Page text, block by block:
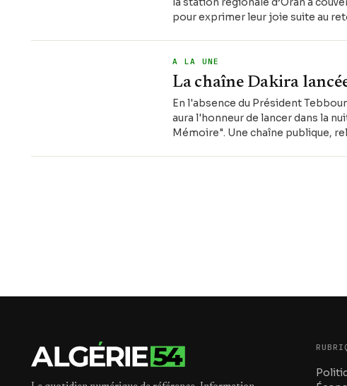
pour exprimer leur joie suite au
A LA UNE
La chaîne Dakira
En l'absence du Président
aura l'honneur de lancer dans la
Mémoire". Une chaîne publique,